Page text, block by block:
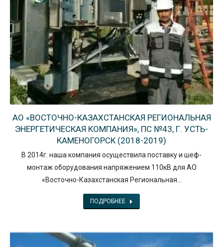
АО «ВОСТОЧНО-КАЗАХСТАНСКАЯ РЕГИОНАЛЬНАЯ
ЭНЕРГЕТИЧЕСКАЯ КОМПАНИЯ», ПС №43, Г. УСТЬ-
КАМЕНОГОРСК (2018-2019)
В 2014г. наша компания осуществила поставку и шеф-
монтаж оборудования напряжением 110кВ для АО
«Восточно-Казахстанская Региональная…
ПОДРОБНЕЕ